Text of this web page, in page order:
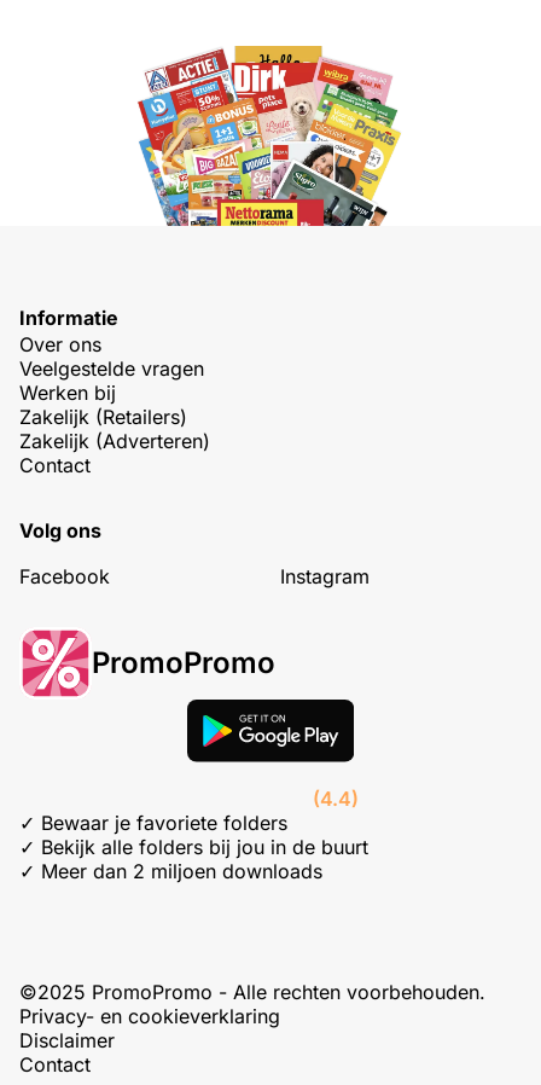
Informatie
Over ons
Veelgestelde vragen
Werken bij
Zakelijk (Retailers)
Zakelijk (Adverteren)
Contact
Volg ons
Facebook
Instagram
PromoPromo
(4.4)
✓ Bewaar je favoriete folders
✓ Bekijk alle folders bij jou in de buurt
✓ Meer dan 2 miljoen downloads
©2025 PromoPromo - Alle rechten voorbehouden.
Privacy- en cookieverklaring
Disclaimer
Contact